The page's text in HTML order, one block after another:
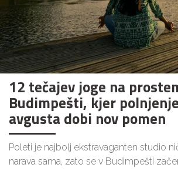
12 tečajev joge na
Budimpešti, kjer
avgusta dobi nov pomen
Poleti je najbolj ekstravaganten studio
narava sama, zato se v Budimpešti